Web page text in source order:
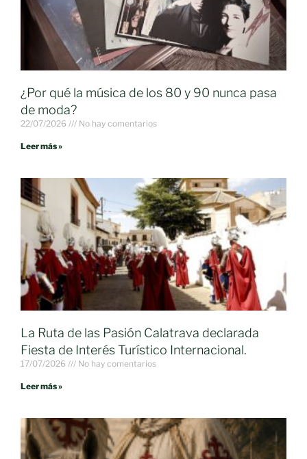
¿Por qué la música de los 80 y 90 nunca pasa
de moda?
22/07/2026 No hay comentarios
Leer más »
La Ruta de las Pasión Calatrava declarada
Fiesta de Interés Turístico Internacional.
17/07/2026 No hay comentarios
Leer más »